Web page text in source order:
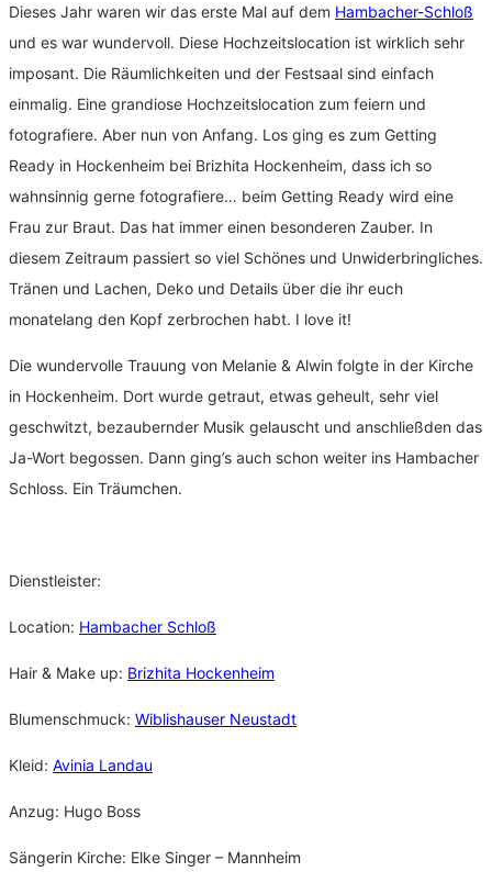
Dieses Jahr waren wir das erste Mal auf dem Hambacher-Schloß
und es war wundervoll. Diese Hochzeitslocation ist wirklich sehr
imposant. Die Räumlichkeiten und der Festsaal sind einfach
einmalig. Eine grandiose Hochzeitslocation zum feiern und
fotografiere. Aber nun von Anfang. Los ging es zum Getting
Ready in Hockenheim bei Brizhita Hockenheim, dass ich so
wahnsinnig gerne fotografiere… beim Getting Ready wird eine
Frau zur Braut. Das hat immer einen besonderen Zauber. In
diesem Zeitraum passiert so viel Schönes und Unwiderbringliches.
Tränen und Lachen, Deko und Details über die ihr euch
monatelang den Kopf zerbrochen habt. I love it!
Die wundervolle Trauung von Melanie & Alwin folgte in der Kirche
in Hockenheim. Dort wurde getraut, etwas geheult, sehr viel
geschwitzt, bezaubernder Musik gelauscht und anschließden das
Ja-Wort begossen. Dann ging’s auch schon weiter ins Hambacher
Schloss. Ein Träumchen.
Dienstleister:
Location: Hambacher Schloß
Hair & Make up: Brizhita Hockenheim
Blumenschmuck: Wiblishauser Neustadt
Kleid: Avinia Landau
Anzug: Hugo Boss
Sängerin Kirche: Elke Singer – Mannheim